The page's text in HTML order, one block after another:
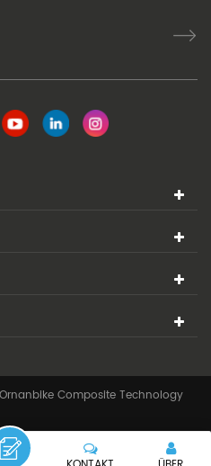
Composite Technology